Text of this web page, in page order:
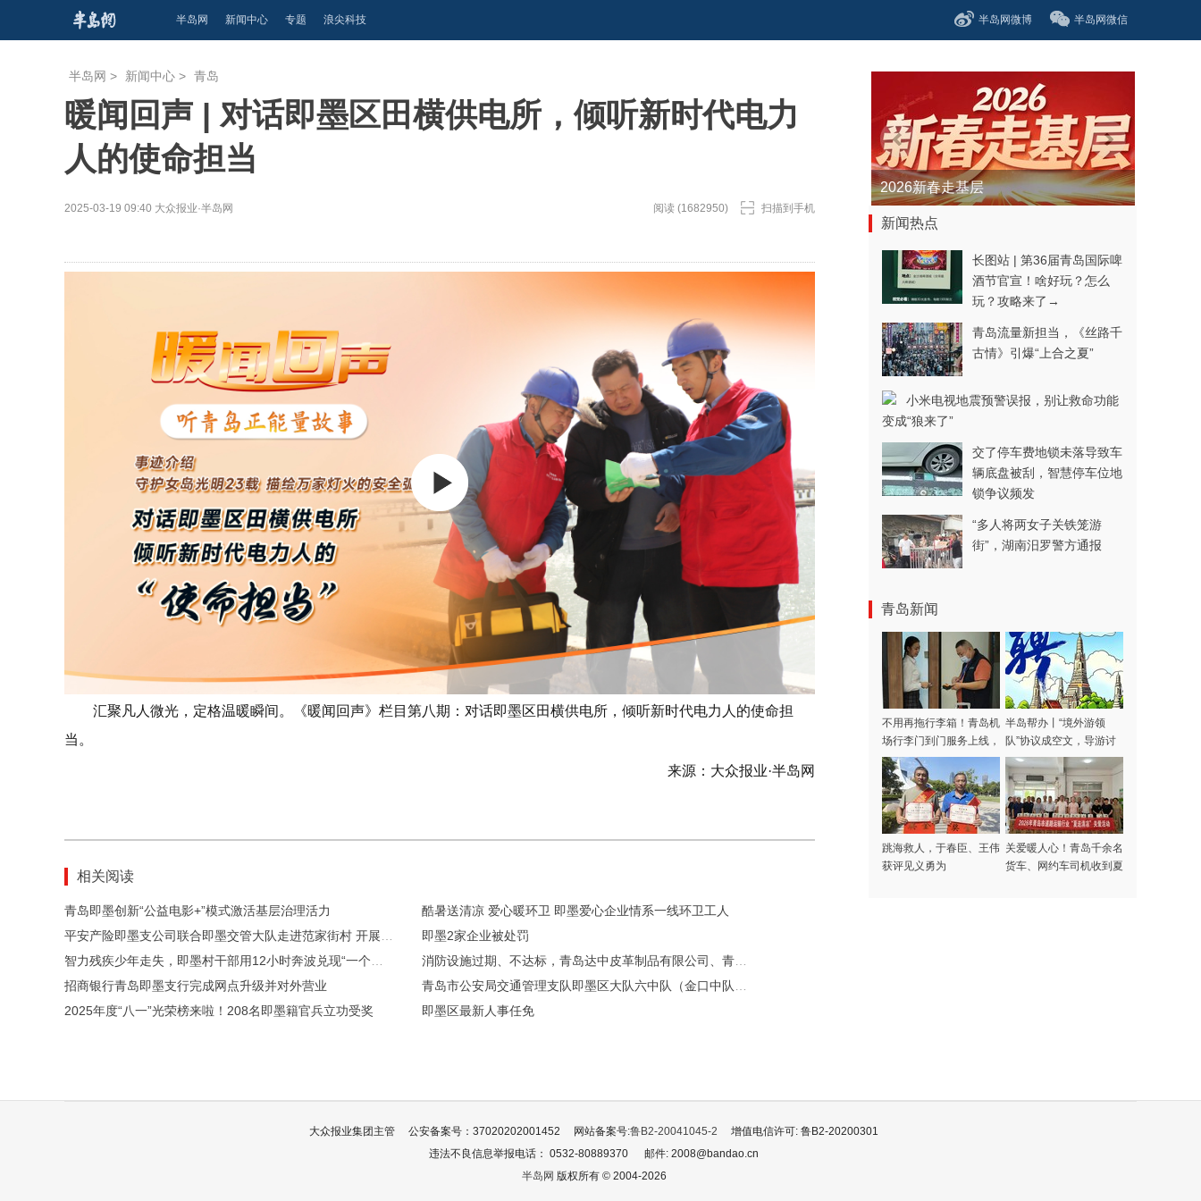
半岛网 新闻中心 专题 浪尖科技 半岛网微博 半岛网微信
半岛网 > 新闻中心 > 青岛
暖闻回声 | 对话即墨区田横供电所，倾听新时代电力
人的使命担当
2025-03-19 09:40 大众报业·半岛网 阅读 (1682950) 扫描到手机
汇聚凡人微光，定格温暖瞬间。《暖闻回声》栏目第八期：对话即墨区田横供电所，倾听新时代电力人的使命担
当。
来源：大众报业·半岛网
相关阅读
青岛即墨创新“公益电影+”模式激活基层治理活力
酷暑送清凉 爱心暖环卫 即墨爱心企业情系一线环卫工人
即墨2家企业被处罚
招商银行青岛即墨支行完成网点升级并对外营业
2025年度“八一”光荣榜来啦！208名即墨籍官兵立功受奖
即墨区最新人事任免
2026新春走基层
新闻热点
长图站 | 第36届青岛国际啤
酒节官宣！啥好玩？怎么
玩？攻略来了→
青岛流量新担当，《丝路千
古情》引爆“上合之夏”
小米电视地震预警误报，别让救命功能
变成“狼来了”
交了停车费地锁未落导致车
辆底盘被刮，智慧停车位地
锁争议频发
“多人将两女子关铁笼游
街”，湖南汨罗警方通报
青岛新闻
不用再拖行李箱！青岛机
场行李门到门服务上线，
涵盖31家航司，青岛潍
坊多区市可用
半岛帮办丨“境外游领
队”协议成空文，导游讨
费多日不成！记者采访当
天，款项连夜退回
跳海救人，于春臣、王伟
获评见义勇为
关爱暖人心！青岛千余名
货车、网约车司机收到夏
大众报业集团主管 公安备案号：37020202001452 网站备案号:鲁B2-20041045-2
增值电信许可: 鲁B2-20200301
违法不良信息举报电话： 0532-80889370
邮件: 2008@bandao.cn
半岛网 版权所有 © 2004-2026